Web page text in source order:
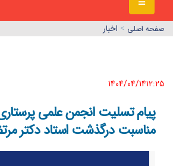
صفحه اصلي > اخبار
1404/04/14١٢:٢٥
پیام تسلیت انجمن علمی
مناسبت درگذشت استاد دکتر